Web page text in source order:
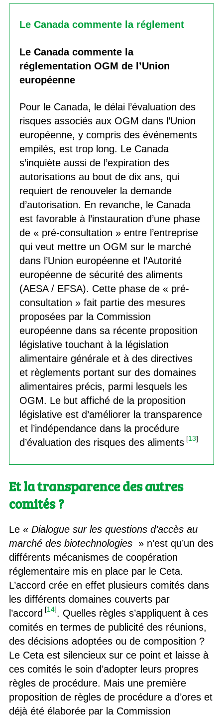
Le Canada commente la réglement
Le Canada commente la
réglementation OGM de l’Union
européenne
Pour le Canada, le délai l’évaluation des
risques associés aux OGM dans l’Union
européenne, y compris des événements
empilés, est trop long. Le Canada
s’inquiète aussi de l’expiration des
autorisations au bout de dix ans, qui
requiert de renouveler la demande
d’autorisation. En revanche, le Canada
est favorable à l’instauration d’une phase
de « pré-consultation » entre l’entreprise
qui veut mettre un OGM sur le marché
dans l’Union européenne et l’Autorité
européenne de sécurité des aliments
(AESA / EFSA). Cette phase de « pré-
consultation » fait partie des mesures
proposées par la Commission
européenne dans sa récente proposition
législative touchant à la législation
alimentaire générale et à des directives
et règlements portant sur des domaines
alimentaires précis, parmi lesquels les
OGM. Le but affiché de la proposition
législative est d’améliorer la transparence
et l’indépendance dans la procédure
d’évaluation des risques des aliments [13]
Et la transparence des autres
comités ?
Le « Dialogue sur les questions d’accès au
marché des biotechnologies » n’est qu’un des
différents mécanismes de coopération
réglementaire mis en place par le Ceta.
L’accord crée en effet plusieurs comités dans
les différents domaines couverts par
l’accord [14]. Quelles règles s’appliquent à ces
comités en termes de publicité des réunions,
des décisions adoptées ou de composition ?
Le Ceta est silencieux sur ce point et laisse à
ces comités le soin d’adopter leurs propres
règles de procédure. Mais une première
proposition de règles de procédure a d’ores et
déjà été élaborée par la Commission